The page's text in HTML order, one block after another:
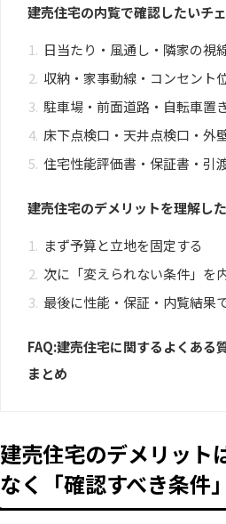
建売住宅の内覧で確認したいチ
日当たり・風通し・隣家の視
収納・家事動線・コンセント
駐車場・前面道路・自転車置
床下点検口・天井点検口・外
住宅性能評価書・保証書・引
建売住宅のデメリットを理解し
まず予算と立地を固定する
次に「変えられない条件」を
最後に性能・保証・内覧結果
FAQ:建売住宅に関するよくある
まとめ
建売住宅のデメリット
なく「確認すべき条件